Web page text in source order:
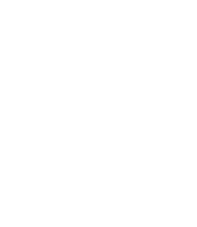
队，获得技术咨询和故障处